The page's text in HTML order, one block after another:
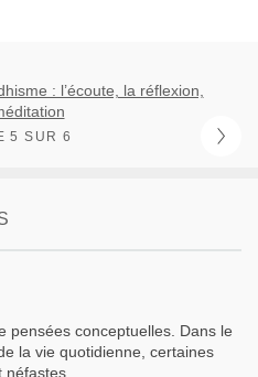
: l’écoute, la réflexion,
5 SUR 6
pensées conceptuelles. Dans le
la vie quotidienne, certaines
néfastes